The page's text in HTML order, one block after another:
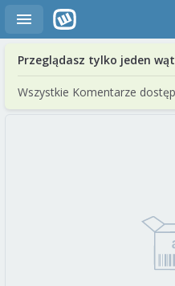
Przeglądasz tylko jeden
Wszystkie Komentarze